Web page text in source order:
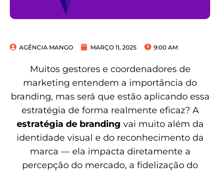
AGÊNCIA MANGO MARÇO 11, 2025 9:00 AM
Muitos gestores e coordenadores de
marketing entendem a importância do
branding, mas será que estão aplicando essa
estratégia de forma realmente eficaz? A
estratégia de branding vai muito além da
identidade visual e do reconhecimento da
marca — ela impacta diretamente a
percepção do mercado, a fidelização do